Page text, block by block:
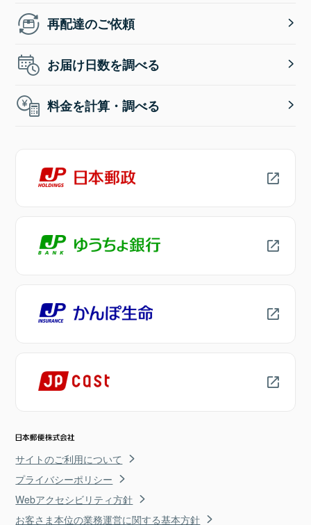
再配達のご依頼
お届け日数を調べる
料金を計算・調べる
サイトのご利用について
プライバシーポリシー
Webアクセシビリティ方針
お客さま本位の業務運営に関する基本方針